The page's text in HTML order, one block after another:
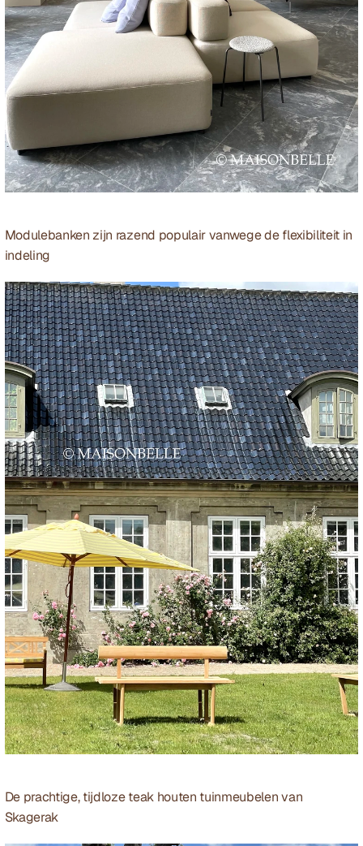
Modulebanken zijn razend populair vanwege de flexibiliteit in
indeling
Skagerak